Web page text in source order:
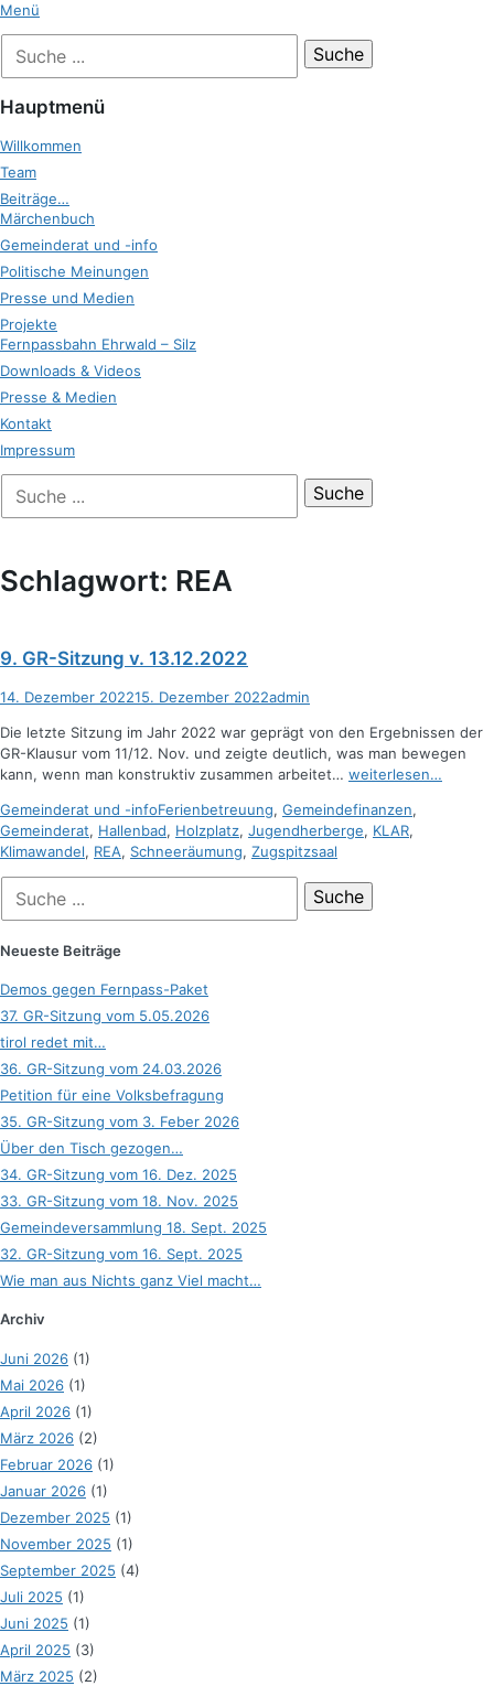
Zum
springen
Menü
nach:
Hauptmenü
Willkommen
Team
Beiträge…
Märchenbuch
Gemeinderat und -info
Politische Meinungen
Presse und Medien
Projekte
Fernpassbahn Ehrwald – Silz
Downloads & Videos
Presse & Medien
Kontakt
Impressum
der
Suche
nach:
Schlagwort: REA
9. GR-Sitzung v. 13.12.2022
Posted
14. Dezember 202215. Dezember 2022Autor
admin
Die letzte Sitzung im Jahr 2022 war geprägt von den Ergebnissen der
GR-Klausur vom 11/12. Nov. und zeigte deutlich, was man bewegen
kann, wenn man konstruktiv zusammen arbeitet… weiterlesen…
Kategorien
Gemeinderat und -infoSchlagworte
Ferienbetreuung, Gemeindefinanzen,
Gemeinderat, Hallenbad, Holzplatz, Jugendherberge, KLAR,
Klimawandel, REA, Schneeräumung, Zugspitzsaal
nach:
Neueste Beiträge
Demos gegen Fernpass-Paket
37. GR-Sitzung vom 5.05.2026
tirol redet mit…
36. GR-Sitzung vom 24.03.2026
Petition für eine Volksbefragung
35. GR-Sitzung vom 3. Feber 2026
Über den Tisch gezogen…
34. GR-Sitzung vom 16. Dez. 2025
33. GR-Sitzung vom 18. Nov. 2025
Gemeindeversammlung 18. Sept. 2025
32. GR-Sitzung vom 16. Sept. 2025
Wie man aus Nichts ganz Viel macht…
Archiv
Juni 2026 (1)
Mai 2026 (1)
April 2026 (1)
März 2026 (2)
Februar 2026 (1)
Januar 2026 (1)
Dezember 2025 (1)
November 2025 (1)
September 2025 (4)
Juli 2025 (1)
Juni 2025 (1)
April 2025 (3)
März 2025 (2)